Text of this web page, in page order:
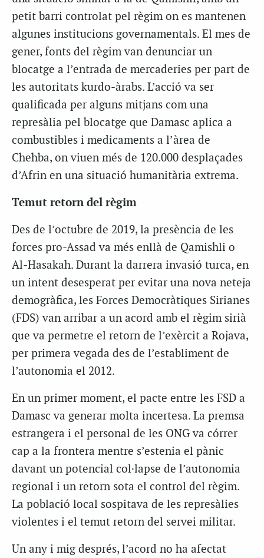
petit barri controlat pel règim on es mantenen
algunes institucions governamentals. El mes de
gener, fonts del règim van denunciar un
blocatge a l’entrada de mercaderies per part de
les autoritats kurdo-àrabs. L’acció va ser
qualificada per alguns mitjans com una
represàlia pel blocatge que Damasc aplica a
combustibles i medicaments a l’àrea de
Chehba, on viuen més de 120.000 desplaçades
d’Afrin en una situació humanitària extrema.
Temut retorn del règim
Des de l’octubre de 2019, la presència de les
forces pro-Assad va més enllà de Qamishli o
Al-Hasakah. Durant la darrera invasió turca, en
un intent desesperat per evitar una nova neteja
demogràfica, les Forces Democràtiques Sirianes
(FDS) van arribar a un acord amb el règim sirià
que va permetre el retorn de l’exèrcit a Rojava,
per primera vegada des de l’establiment de
l’autonomia el 2012.
En un primer moment, el pacte entre les FSD a
Damasc va generar molta incertesa. La premsa
estrangera i el personal de les ONG va córrer
cap a la frontera mentre s’estenia el pànic
davant un potencial col·lapse de l’autonomia
regional i un retorn sota el control del règim.
La població local sospitava de les represàlies
violentes i el temut retorn del servei militar.
Un any i mig després, l’acord no ha afectat